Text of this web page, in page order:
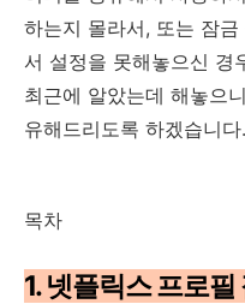
하는지 몰라서, 또는 잠
서 설정을 못해놓으신 경
최근에 알았는데 해놓으
유해드리도록 하겠습니다.
목차
1. 넷플릭스 프로